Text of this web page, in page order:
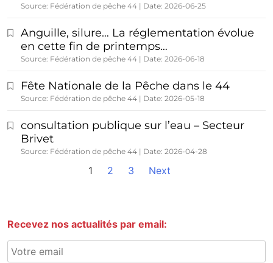
Source: Fédération de pêche 44 Date: 2026-06-25
Anguille, silure… La réglementation évolue
en cette fin de printemps…
Source: Fédération de pêche 44 Date: 2026-06-18
Fête Nationale de la Pêche dans le 44
Source: Fédération de pêche 44 Date: 2026-05-18
consultation publique sur l’eau – Secteur
Brivet
Source: Fédération de pêche 44 Date: 2026-04-28
1 2 3 Next
Recevez nos actualités par email: